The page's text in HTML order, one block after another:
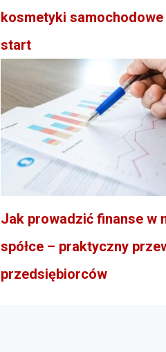
kosmetyki samochodowe
start
Jak prowadzić finanse w
spółce – praktyczny
przedsiębiorców